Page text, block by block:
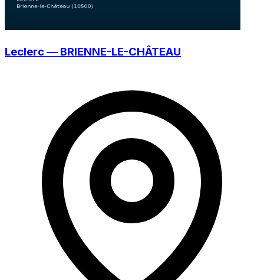
Leclerc — BRIENNE-LE-CHÂTEAU